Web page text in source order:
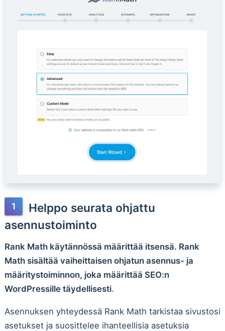
Helppo seurata ohjattu
asennustoiminto
Rank Math käytännössä määrittää itsensä. Rank
Math sisältää vaiheittaisen ohjatun asennus- ja
määritystoiminnon, joka määrittää SEO:n
WordPressille täydellisesti.
Asennuksen yhteydessä Rank Math tarkistaa sivustosi
asetukset ja suosittelee ihanteellisia asetuksia